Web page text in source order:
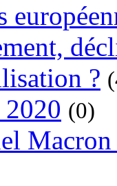
?
2020 (0)